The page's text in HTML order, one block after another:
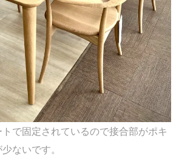
で固定されているので接合部がポキ
ないです。